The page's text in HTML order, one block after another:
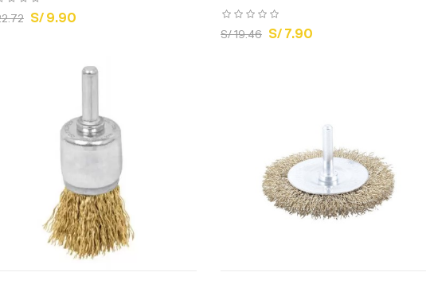
S/ 9.90
S/ 19.46 S/ 7.90